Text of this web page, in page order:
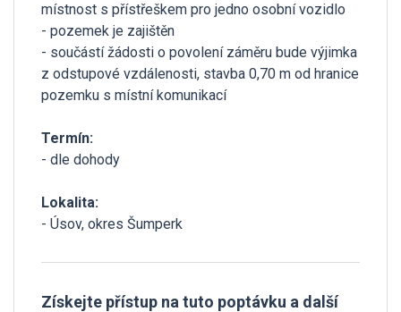
místnost s přístřeškem pro jedno osobní vozidlo
- pozemek je zajištěn
- součástí žádosti o povolení záměru bude výjimka
z odstupové vzdálenosti, stavba 0,70 m od hranice
pozemku s místní komunikací
Termín:
- dle dohody
Lokalita:
- Úsov, okres Šumperk
Získejte přístup na tuto poptávku a další